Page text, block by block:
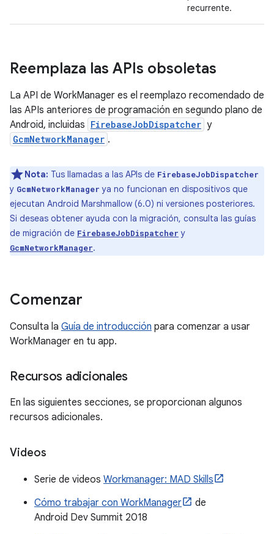
recurrente.
Reemplaza las APIs obsoletas
La API de WorkManager es el reemplazo recomendado de
las APIs anteriores de programación en segundo plano de
Android, incluidas FirebaseJobDispatcher y
GcmNetworkManager .
Nota: Tus llamadas a las APIs de FirebaseJobDispatcher
y GcmNetworkManager ya no funcionan en dispositivos que
ejecutan Android Marshmallow (6.0) ni versiones posteriores.
Si deseas obtener ayuda con la migración, consulta las guías
de migración de FirebaseJobDispatcher y
GcmNetworkManager.
Comenzar
Consulta la Guía de introducción para comenzar a usar
WorkManager en tu app.
Recursos adicionales
En las siguientes secciones, se proporcionan algunos
recursos adicionales.
Videos
Serie de videos Workmanager: MAD Skills
Cómo trabajar con WorkManager
de
Android Dev Summit 2018